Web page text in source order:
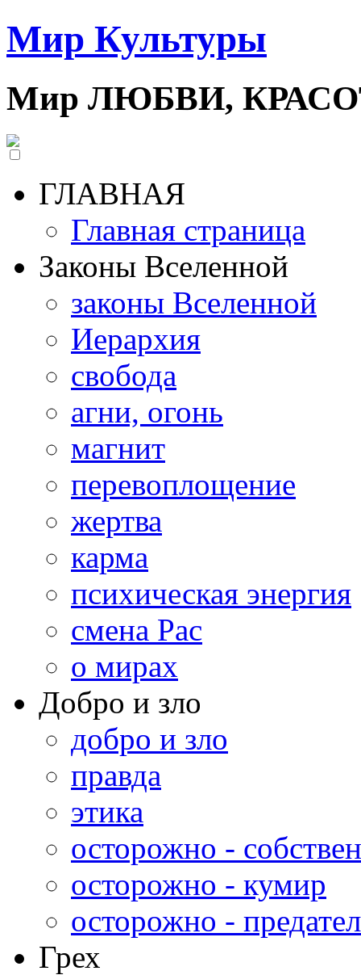
Мир Культуры
Мир ЛЮБВИ,
ГЛАВНАЯ
Главная страница
Законы Вселенной
законы Вселенной
Иерархия
свобода
агни, огонь
магнит
перевоплощение
жертва
карма
психическая энергия
смена Рас
о мирах
Добро и зло
добро и зло
правда
этика
осторожно -
осторожно - кумир
осторожно -
Грех